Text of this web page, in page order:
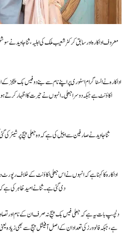
معروف اداکارہ اور سابق کرکٹر شعیب ملک کی اہلیہ، ثنا جاوید نے
اداکارہ نے انسٹاگرام اسٹوری پر اپنے نام سے بنے دو فیس بک
اکاؤنٹ ہے جبکہ دوسرا جعلی۔ انہوں نے حیرت کا اظہار کرتے
ثنا جاوید نے صارفین سے اپیل کی ہے کہ وہ جعلی پیج پر شیئر کی
اداکارہ کا کہنا ہے کہ انہوں نے اس جعلی اکاؤنٹ کے خلاف
دی گئی ہے۔ ثنا نے امید ظاہر کی
دلچسپ بات یہ ہے کہ جعلی فیس بک پیج نہ صرف ان کے نام اور تصاویر